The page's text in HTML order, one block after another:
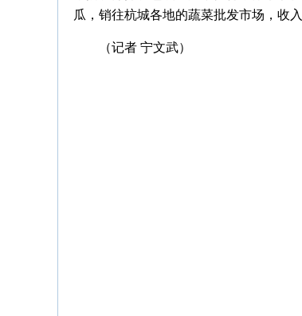
瓜，销往杭城各地的蔬菜批发市场，收入
（记者 宁文武）